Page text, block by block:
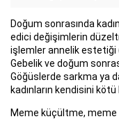
Doğum sonrasında
edici değişimlerin
işlemler annelik estetiği
Gebelik ve doğum
Göğüslerde sarkma ya
kadınların kendisini
Meme küçültme,